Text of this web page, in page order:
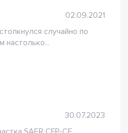
02.09.2021
случайно по
30.07.2023